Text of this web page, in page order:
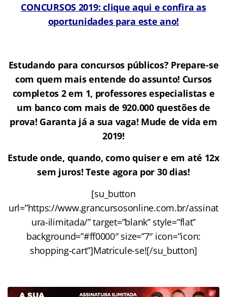
CONCURSOS 2019: clique aqui e confira as
oportunidades para este ano!
Estudando para concursos públicos? Prepare-se
com quem mais entende do assunto! Cursos
completos 2 em 1, professores especialistas e
um banco com mais de 920.000 questões de
prova! Garanta já a sua vaga! Mude de vida em
2019!
Estude onde, quando, como quiser e em até 12x
sem juros! Teste agora por 30 dias!
[su_button
url=”https://www.grancursosonline.com.br/assinat
ura-ilimitada/” target=”blank” style=”flat”
background=”#ff0000″ size=”7″ icon=”icon:
shopping-cart”]Matricule-se![/su_button]